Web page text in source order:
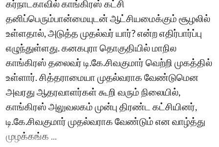
கர்நாடகாவில் காங்கிரஸ் கட்சி
தனிப்பெரும்பான்மையுடன் ஆட்சியமைக்கும் சூழலில்
உள்ளதால், அடுத்த முதல்வர் யார்? என்ற எதிர்பார்ப்பு
எழுந்துள்ளது. கனகபுரா தொகுதியில் மாநில
காங்கிரஸ் தலைவர் டி.கே.சிவகுமார் வெற்றி முகத்தில்
உள்ளார். சித்தராமையா முதல்வராக வேண்டுமென
அவரது ஆதரவாளர்கள் கூறி வரும் நிலையில்,
காங்கிரஸ் அலுவலகம் முன்பு திரண்ட கட்சியினர்,
டி.கே.சிவகுமார் முதல்வராக வேண்டும் என வாழ்த்து
முழக்கங்க ...